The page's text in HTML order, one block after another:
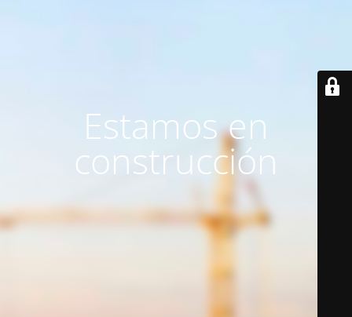
Estamos en
construcción